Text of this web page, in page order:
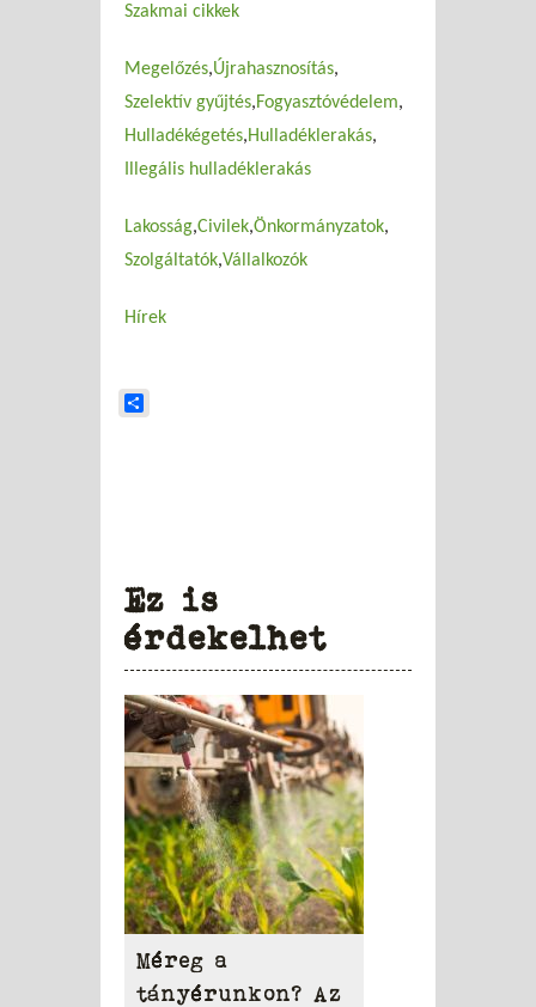
Szakmai cikkek
Megelőzés Újrahasznosítás
Szelektív gyűjtés Fogyasztóvédelem
Hulladékégetés Hulladéklerakás
Illegális hulladéklerakás
Lakosság Civilek Önkormányzatok
Szolgáltatók Vállalkozók
Hírek
Ez is
érdekelhet
Méreg a
tányérunkon? Az